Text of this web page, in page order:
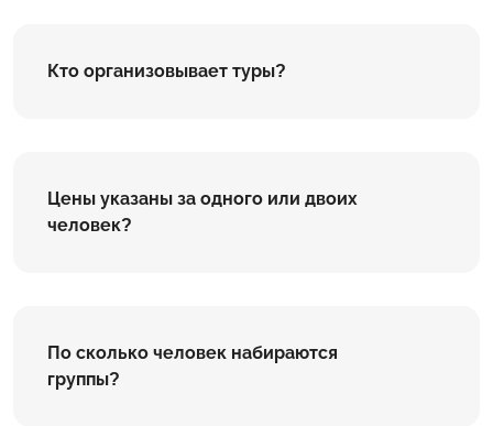
Кто организовывает туры?
Цены указаны за одного или двоих
человек?
По сколько человек набираются
группы?